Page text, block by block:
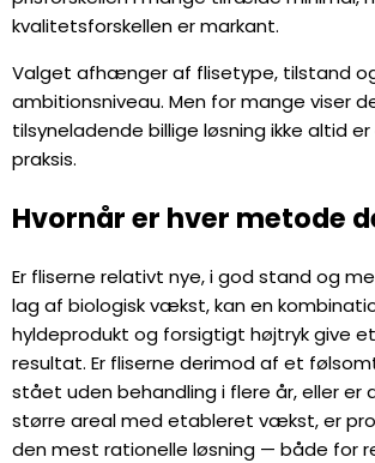
kvalitetsforskellen er markant.
Valget afhænger af flisetype, tilstand
ambitionsniveau. Men for mange viser
tilsyneladende billige løsning ikke altid
praksis.
Hvornår er hver metode
Er fliserne relativt nye, i god stand og
lag af biologisk vækst, kan en
hyldeprodukt og forsigtigt højtryk give
resultat. Er fliserne derimod af et
stået uden behandling i flere år, eller er
større areal med etableret vækst, er
den mest rationelle løsning — både for